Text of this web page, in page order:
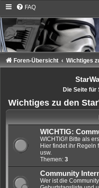
FAQ
Foren-Übersicht Wichtiges
Die Seite für
Wichtiges zu den
WICHTIG:
WICHTIG!! Bitte als
Hier findet ihr Regeln
usw.
Themen: 3
Community
Wer ist die